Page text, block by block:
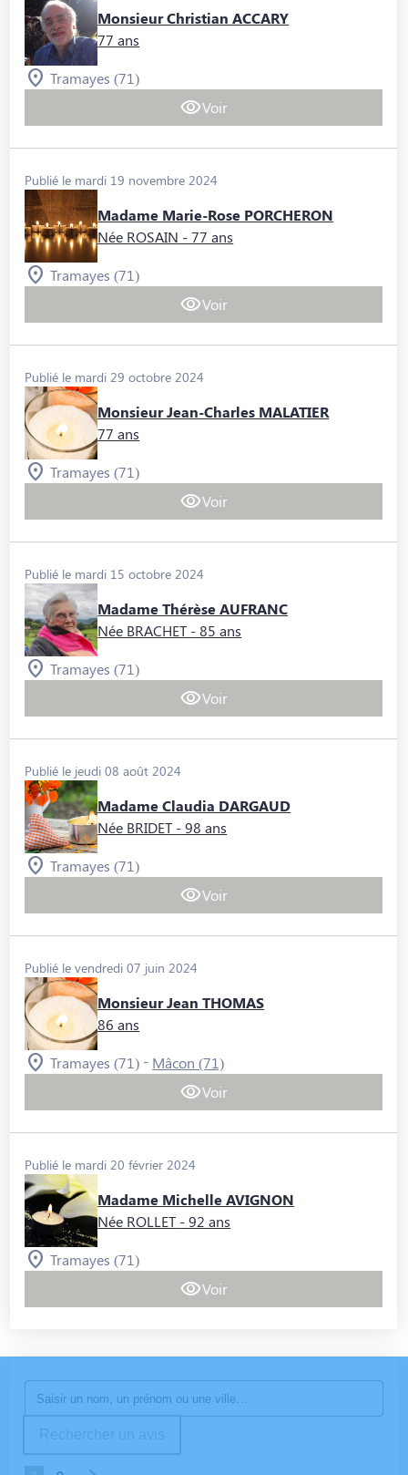
Monsieur Christian ACCARY
77 ans
Tramayes (71)
Voir
Publié le mardi 19 novembre 2024
Madame Marie-Rose PORCHERON
Née ROSAIN - 77 ans
Tramayes (71)
Voir
Publié le mardi 29 octobre 2024
Monsieur Jean-Charles MALATIER
77 ans
Tramayes (71)
Voir
Publié le mardi 15 octobre 2024
Madame Thérèse AUFRANC
Née BRACHET - 85 ans
Tramayes (71)
Voir
Publié le jeudi 08 août 2024
Madame Claudia DARGAUD
Née BRIDET - 98 ans
Tramayes (71)
Voir
Publié le vendredi 07 juin 2024
Monsieur Jean THOMAS
86 ans
Tramayes (71) - Mâcon (71)
Voir
Publié le mardi 20 février 2024
Madame Michelle AVIGNON
Née ROLLET - 92 ans
Tramayes (71)
Voir